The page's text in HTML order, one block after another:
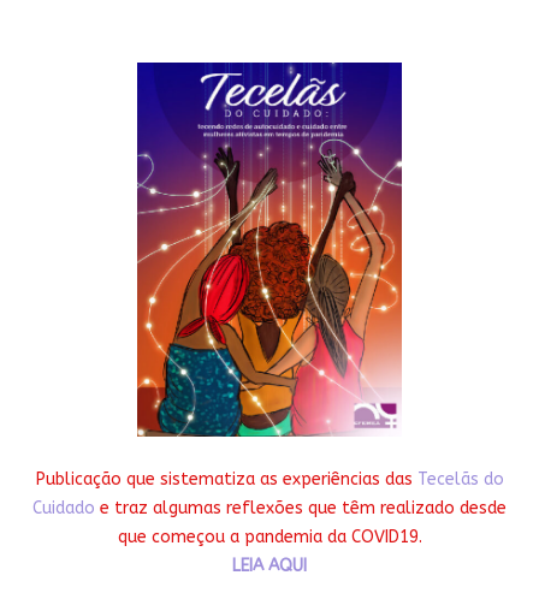
Publicação que sistematiza as experiências das Tecelãs do
Cuidado e traz algumas reflexões que têm realizado desde
que começou a pandemia da COVID19.
LEIA AQUI